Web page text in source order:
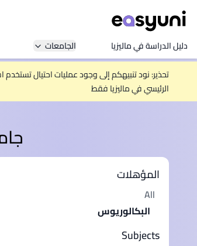
دليل الدراسة في ماليزيا الجامعات
تحذير: نود تنبيهكم إلى وجود عمليات احتيال
الرئيسي في ماليزيا فقط
المؤهلات
All
البكالوريوس
Subjects